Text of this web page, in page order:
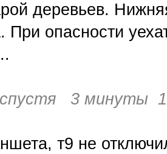
деревьев.
При опасности
спустя 3 минуты
т9 не